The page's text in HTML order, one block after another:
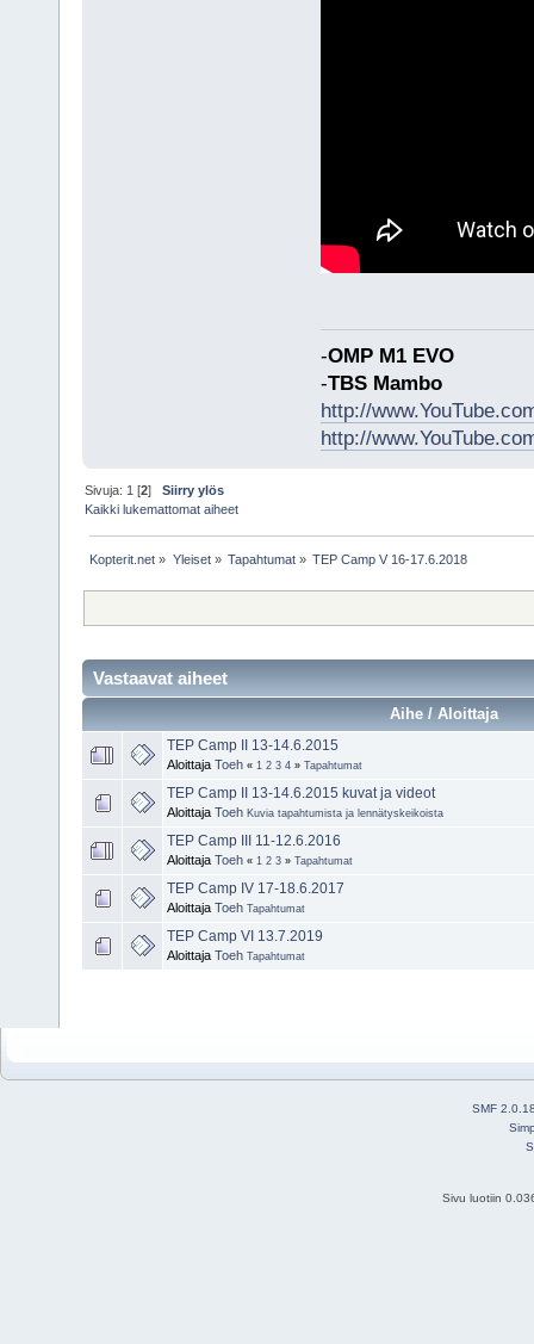
-OMP M1 EVO
-TBS Mambo
http://
http://
Sivuja: 1 [2]Siirry ylös
Kaikki lukemattomat aiheet
Kopterit.net » Yleiset» Tapahtumat» TEP Camp V 16-17.6.2018
Vastaavat aiheet
Aihe / Aloittaja
TEP Camp II 13-14.6.2015
Aloittaja Toeh « 1 2 3 4 » Tapahtumat
TEP Camp II 13-14.6.2015 kuvat ja videot
Aloittaja Toeh Kuvia tapahtumista ja lennätyskeikoista
TEP Camp III 11-12.6.2016
Aloittaja Toeh « 1 2 3 » Tapahtumat
TEP Camp IV 17-18.6.2017
Aloittaja Toeh Tapahtumat
TEP Camp VI 13.7.2019
Aloittaja Toeh Tapahtumat
SMF
Sivu luotiin